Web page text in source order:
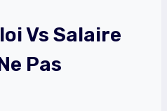
Vs Salaire
Pas